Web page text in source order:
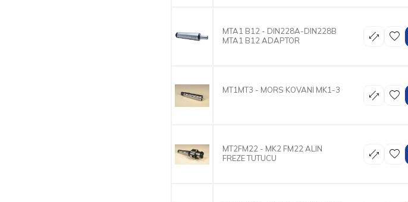
MTA1 B12 - DIN228A-DIN228B
MTA1 B12 ADAPTOR
MT1MT3 - MORS KOVANI MK1-3
MT2FM22 - MK2 FM22 ALIN
FREZE TUTUCU